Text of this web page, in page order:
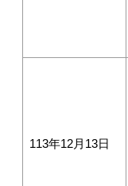
113年12月13日